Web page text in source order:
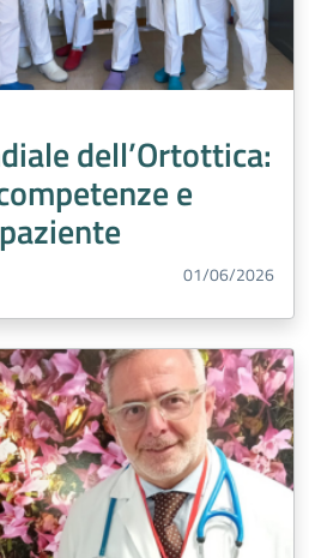
dell’Ortottica:
e
01/06/2026